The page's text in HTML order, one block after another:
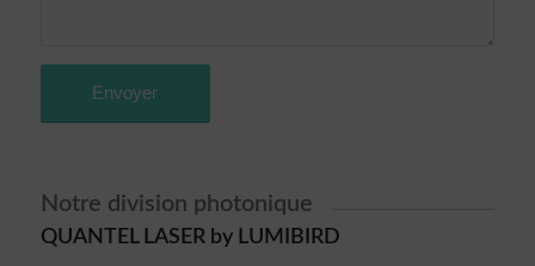
Notre division photonique
QUANTEL LASER by LUMIBIRD